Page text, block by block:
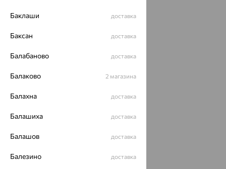
Баклаши доставка
Баксан доставка
Балабаново доставка
Балаково 2 магазина
Балахна доставка
Балашиха доставка
Балашов доставка
Балезино доставка